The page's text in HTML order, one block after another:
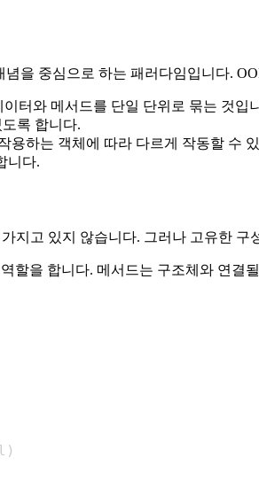
을 중심으로 하는 패러다임입니다.
터와 메서드를 단일 단위로 묶는 것입
록 합니다.
용하는 객체에 따라 다르게 작동할 수
니다.
지고 있지 않습니다. 그러나 고유한 구
할을 합니다. 메서드는 구조체와 연
)